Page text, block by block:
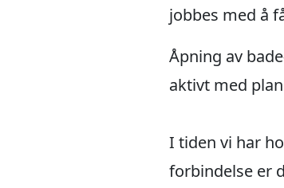
jobbes med å
Åpning av
aktivt med
I tiden vi har
forbindelse er